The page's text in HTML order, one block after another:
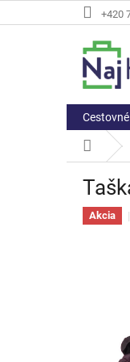
na
+420
Akcia